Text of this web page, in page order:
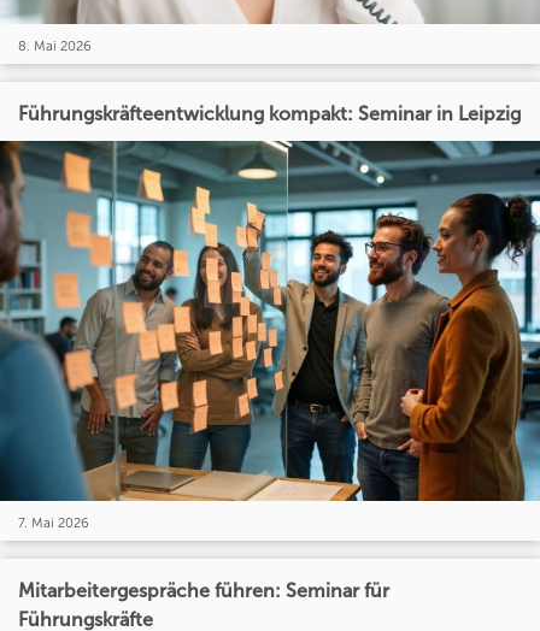
8. Mai 2026
Führungskräfteentwicklung kompakt: Seminar in Leipzig
7. Mai 2026
Mitarbeitergespräche führen: Seminar für
Führungskräfte